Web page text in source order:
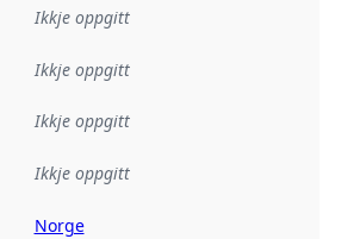
Ikkje oppgitt
Ikkje oppgitt
Ikkje oppgitt
Ikkje oppgitt
Norge